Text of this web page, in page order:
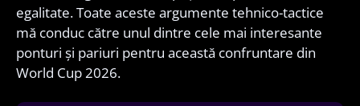
egalitate. Toate aceste argumente tehnico-tactice
mă conduc către unul dintre cele mai interesante
ponturi și pariuri pentru această confruntare din
World Cup 2026.